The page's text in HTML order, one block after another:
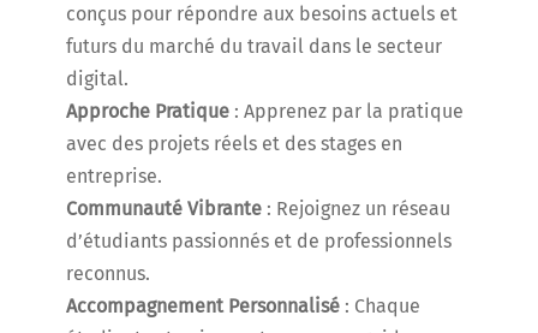
conçus pour répondre aux besoins actuels et
futurs du marché du travail dans le secteur
digital.
Approche Pratique : Apprenez par la pratique
avec des projets réels et des stages en
entreprise.
Communauté Vibrante : Rejoignez un réseau
d’étudiants passionnés et de professionnels
reconnus.
Accompagnement Personnalisé : Chaque